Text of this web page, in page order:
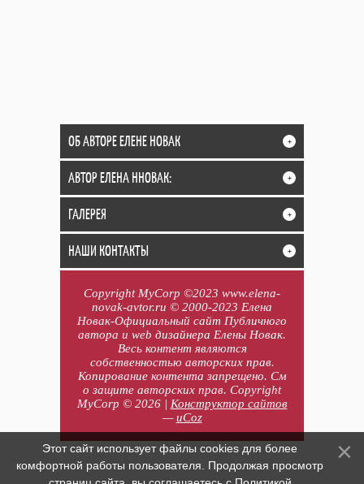
ОБ АВТОРЕ ЕЛЕНЕ НОВАК +
АВТОР ЕЛЕНА ННОВАК: +
ГАЛЕРЕЯ +
НАШИ КОНТАКТЫ +
Copyright MyCorp ©2023 www.elena-
novak-avtor.ru © 2000-2023 Елена
Новак-Официальный сайт Публичного
автора и web дизайнера Елены Новак.
Весь контент являются
собственностью авторских прав.
Копирование контента запрещено. См
о защите авторских прав. Copyright
MyCorp © 2026| Конструктор сайтов
—uCoz
Этот сайт использует файлы cookies для более
комфортной работы пользователя. Продолжая просмотр